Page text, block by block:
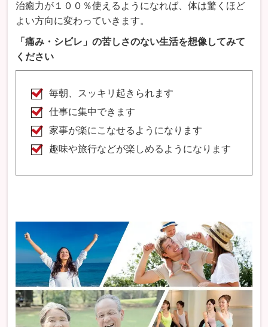
治癒力が１００％使えるようになれば、体は驚くほど
よい方向に変わっていきます。
「痛み・シビレ」の苦しさのない生活を想像してみて
ください
毎朝、スッキリ起きられます
仕事に集中できます
家事が楽にこなせるようになります
趣味や旅行などが楽しめるようになります